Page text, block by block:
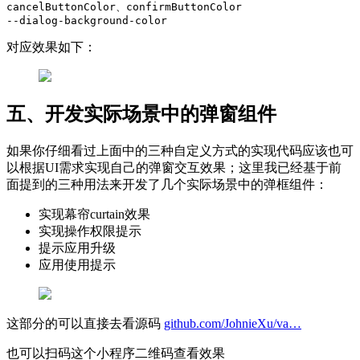
cancelButtonColor、confirmButtonColor
对应效果如下：
五、开发实际场景中的弹窗组件
如果你仔细看过上面中的三种自定义方式的实现代码应该也可
以根据UI需求实现自己的弹窗交互效果；这里我已经基于前
面提到的三种用法来开发了几个实际场景中的弹框组件：
实现幕帘curtain效果
实现操作权限提示
提示应用升级
应用使用提示
这部分的可以直接去看源码 github.com/JohnieXu/va…
也可以扫码这个小程序二维码查看效果